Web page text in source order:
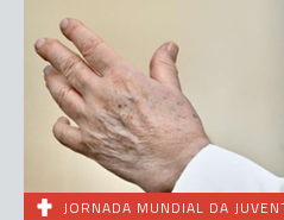
JORNADA MUNDIAL DA